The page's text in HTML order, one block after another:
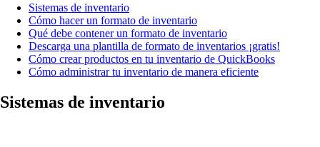
Sistemas de inventario
Cómo hacer un formato de inventario
Qué debe contener un formato de inventario
Descarga una plantilla de formato de inventarios ¡gratis!
Cómo crear productos en tu inventario de QuickBooks
Cómo administrar tu inventario de manera eficiente
Sistemas de inventario